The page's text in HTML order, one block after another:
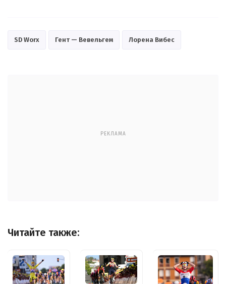
SD Worx Гент — Вевельгем Лорена Вибес
РЕКЛАМА
Читайте также: